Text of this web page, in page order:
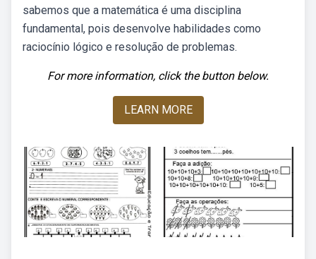
sabemos que a matemática é uma disciplina
fundamental, pois desenvolve habilidades como
raciocínio lógico e resolução de problemas.
For more information, click the button below.
LEARN MORE